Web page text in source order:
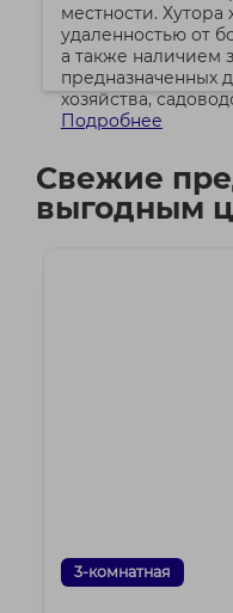
местности. Хутора
удаленностью от
а также наличием
предназначенных
хозяйства,
Подробнее
Свежие
выгодным
3-комнатная